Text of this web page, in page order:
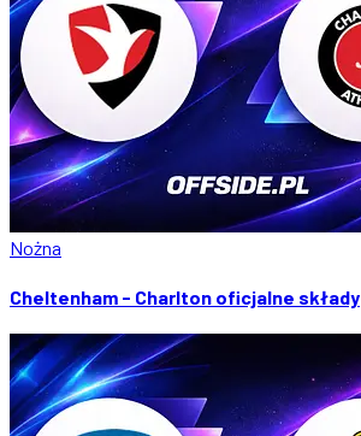
Nożna
Cheltenham - Charlton oficjalne składy